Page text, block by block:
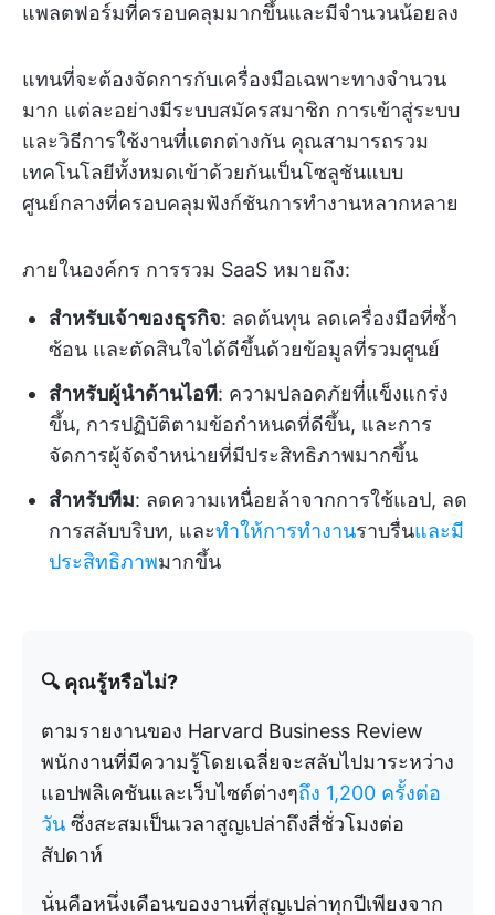
แพลตฟอร์มที่ครอบคลุมมากขึ้นและมีจำนวนน้อยลง
แทนที่จะต้องจัดการกับเครื่องมือเฉพาะทางจำนวน
มาก แต่ละอย่างมีระบบสมัครสมาชิก การเข้าสู่ระบบ
และวิธีการใช้งานที่แตกต่างกัน คุณสามารถรวม
เทคโนโลยีทั้งหมดเข้าด้วยกันเป็นโซลูชันแบบ
ศูนย์กลางที่ครอบคลุมฟังก์ชันการทำงานหลากหลาย
ภายในองค์กร การรวม SaaS หมายถึง:
สำหรับเจ้าของธุรกิจ: ลดต้นทุน ลดเครื่องมือที่ซ้ำ
ซ้อน และตัดสินใจได้ดีขึ้นด้วยข้อมูลที่รวมศูนย์
สำหรับผู้นำด้านไอที: ความปลอดภัยที่แข็งแกร่ง
ขึ้น, การปฏิบัติตามข้อกำหนดที่ดีขึ้น, และการ
จัดการผู้จัดจำหน่ายที่มีประสิทธิภาพมากขึ้น
สำหรับทีม: ลดความเหนื่อยล้าจากการใช้แอป, ลด
การสลับบริบท, และทำให้การทำงานราบรื่นและมี
ประสิทธิภาพมากขึ้น
🔍 คุณรู้หรือไม่?
ตามรายงานของ Harvard Business Review
พนักงานที่มีความรู้โดยเฉลี่ยจะสลับไปมาระหว่าง
แอปพลิเคชันและเว็บไซต์ต่างๆถึง 1,200 ครั้งต่อ
วัน ซึ่งสะสมเป็นเวลาสูญเปล่าถึงสี่ชั่วโมงต่อ
สัปดาห์
นั่นคือหนึ่งเดือนของงานที่สูญเปล่าทุกปีเพียงจาก